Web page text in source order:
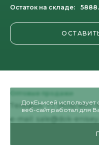
Остаток на складе:
Оптовые продажи
Телефон:+7 (904)-890-
e-mail:
ДокЕнисей использует
веб-сайт работал для